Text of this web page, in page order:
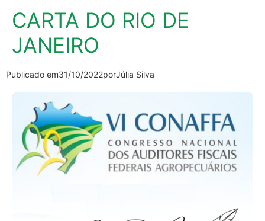
CARTA DO RIO DE
JANEIRO
Publicado em31/10/2022porJúlia Silva